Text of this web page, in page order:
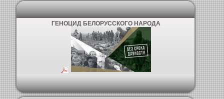
ГЕНОЦИД БЕЛОРУССКОГО НАРОДА